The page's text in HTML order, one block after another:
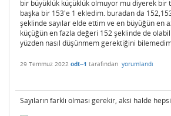
bir büyüklük küçüklük olmuyor mu diyerek bir
başka bir 153'e 1 ekledim. buradan da
şeklinde sayılar elde ettim ve en büyüğün en
küçüğün en fazla değeri 152 şeklinde de
yüzden nasıl düşünmem gerektiğini
29 Temmuz 2022 odt--1 tarafından yorumlandı
Sayıların farklı olması gerekir, aksi halde hepsi